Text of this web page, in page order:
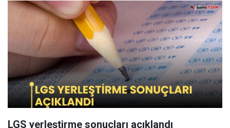
LGS yerleştirme sonuçları açıklandı